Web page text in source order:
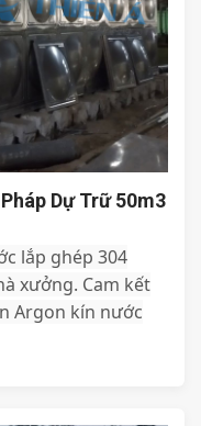
Dự Trữ 50m3
lắp ghép 304
xưởng. Cam kết
Argon kín nước